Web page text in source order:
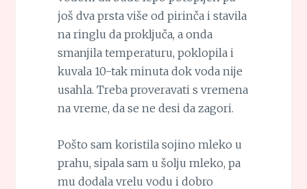
još dva prsta više od pirinča i stavila
na ringlu da proključa, a onda
smanjila temperaturu, poklopila i
kuvala 10-tak minuta dok voda nije
usahla. Treba proveravati s vremena
na vreme, da se ne desi da zagori.
Pošto sam koristila sojino mleko u
prahu, sipala sam u šolju mleko, pa
mu dodala vrelu vodu i dobro